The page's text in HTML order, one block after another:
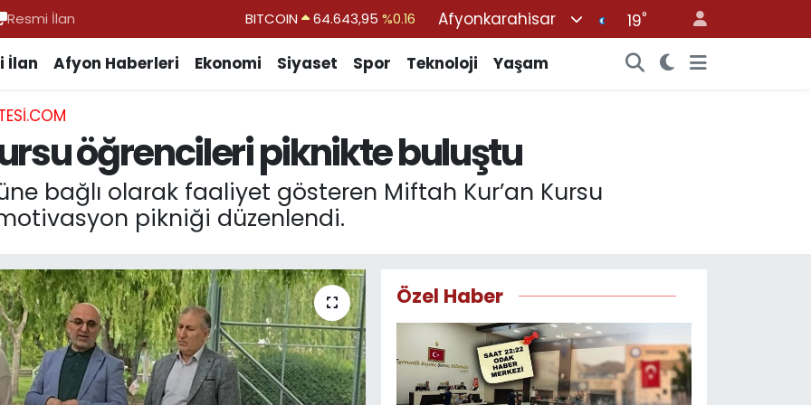
Resmi İlan DOLAR 47,6704 %0
BİST100
13.799%70
BITCOIN
64.643,95 %0.16
Afyonkarahisar 19°
İlan Afyon Haberleri Ekonomi Siyaset Spor Teknoloji Yaşam
öğrencileri piknikte buluştu
bağlı olarak faaliyet gösteren Miftah Kur’an Kursu
pikniği düzenlendi.
Özel Haber